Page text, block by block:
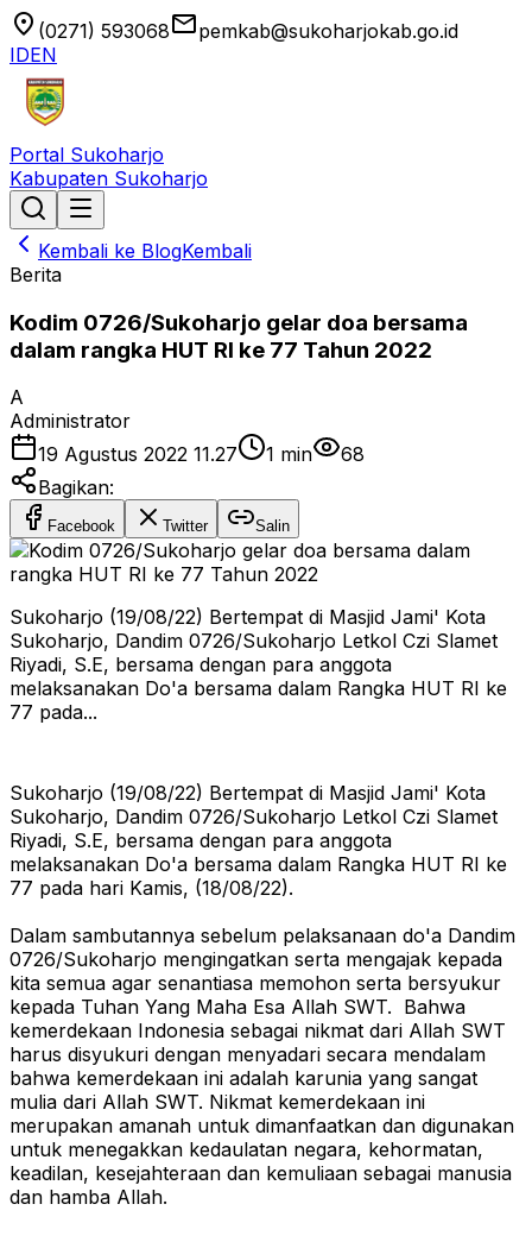
location_on (0271) 593068emailpemkab@sukoharjokab.go.id
IDEN
Portal Sukoharjo
Kabupaten Sukoharjo
Kembali ke BlogKembali
Berita
Kodim 0726/Sukoharjo gelar doa bersama
dalam rangka HUT RI ke 77 Tahun 2022
A
Administrator
19 Agustus 2022 11.27
1 min
68
Bagikan:
Facebook Twitter Salin
Sukoharjo (19/08/22) Bertempat di Masjid Jami' Kota
Sukoharjo, Dandim 0726/Sukoharjo Letkol Czi Slamet
Riyadi, S.E, bersama dengan para anggota
melaksanakan Do'a bersama dalam Rangka HUT RI ke
77 pada...
Sukoharjo (19/08/22) Bertempat di Masjid Jami' Kota
Sukoharjo, Dandim 0726/Sukoharjo Letkol Czi Slamet
Riyadi, S.E, bersama dengan para anggota
melaksanakan Do'a bersama dalam Rangka HUT RI ke
77 pada hari Kamis, (18/08/22).
Dalam sambutannya sebelum pelaksanaan do'a Dandim
0726/Sukoharjo mengingatkan serta mengajak kepada
kita semua agar senantiasa memohon serta bersyukur
kepada Tuhan Yang Maha Esa Allah SWT. Bahwa
kemerdekaan Indonesia sebagai nikmat dari Allah SWT
harus disyukuri dengan menyadari secara mendalam
bahwa kemerdekaan ini adalah karunia yang sangat
mulia dari Allah SWT. Nikmat kemerdekaan ini
merupakan amanah untuk dimanfaatkan dan digunakan
untuk menegakkan kedaulatan negara, kehormatan,
keadilan, kesejahteraan dan kemuliaan sebagai manusia
dan hamba Allah.